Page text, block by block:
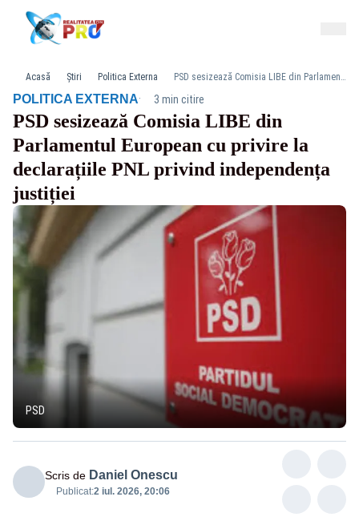
Acasă Știri Politica Externa PSD sesizează Comisia LIBE din Parlamentul European cu privire la declarațiile PNL privind independența justiției
POLITICA EXTERNA· 3 min citire
PSD sesizează Comisia LIBE din
Parlamentul European cu privire la
declarațiile PNL privind independența
justiției
PSD
Scris de Daniel Onescu
Publicat:2 iul. 2026, 20:06